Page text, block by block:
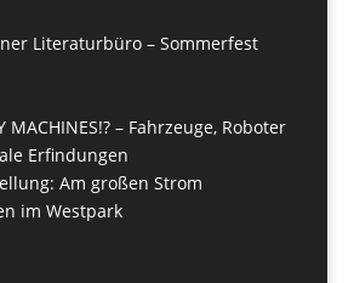
Literaturbüro – Sommerfest
MACHINES!? – Fahrzeuge, Roboter
Erfindungen
Am großen Strom
im Westpark